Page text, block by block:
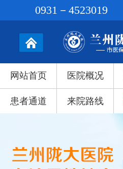
网站首页 医院概况
患者通道 来院路线
0931－4523019